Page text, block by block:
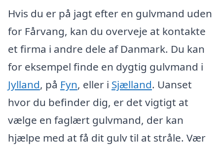
Hvis du er på jagt efter en gulvmand uden
for Fårvang, kan du overveje at kontakte
et firma i andre dele af Danmark. Du kan
for eksempel finde en dygtig gulvmand i
Jylland, på Fyn, eller i Sjælland. Uanset
hvor du befinder dig, er det vigtigt at
vælge en faglært gulvmand, der kan
hjælpe med at få dit gulv til at stråle. Vær